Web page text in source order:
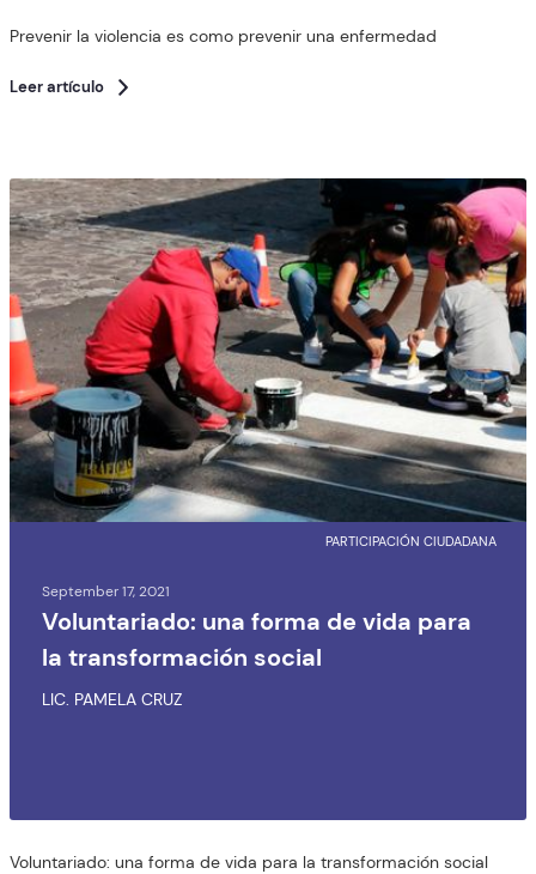
Prevenir la violencia es como prevenir una enfermedad
Leer artículo
PARTICIPACIÓN CIUDADANA
September 17, 2021
Voluntariado: una forma de vida para
la transformación social
LIC. PAMELA CRUZ
Voluntariado: una forma de vida para la transformación social